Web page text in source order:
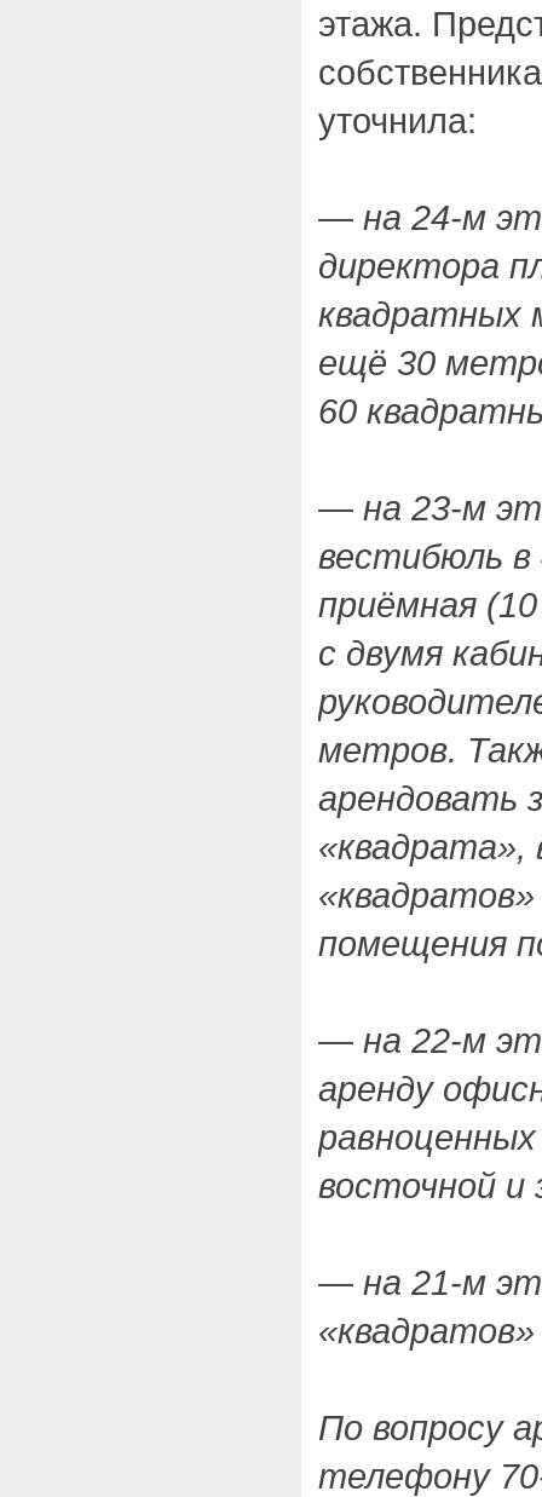
этажа.
уточнила:
— на 24-м
директора
квадратных
ещё 30
60
— на 23-м
вестибюль в
приёмная
с двумя
метров.
арендовать
«квадрата»,
помещения
— на 22-м
аренду
восточной и
— на 21-м
По вопросу
телефону